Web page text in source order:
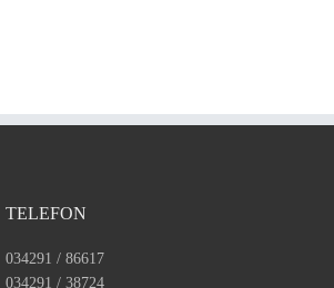
TELEFON
034291 / 86617
034291 / 38724